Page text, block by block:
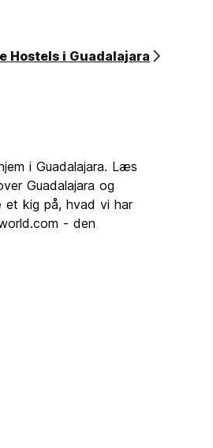
Hostels i Guadalajara
i Guadalajara. Læs
Guadalajara og
kig på, hvad vi har
- den